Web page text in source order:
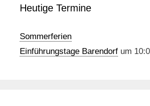
Heutige Termine
Sommerferien
Einführungstage Barendorf um